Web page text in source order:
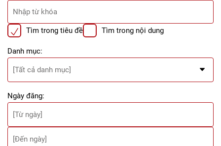
Tìm trong tiêu đề Tìm trong nội dung
Danh mục:
Ngày đăng: